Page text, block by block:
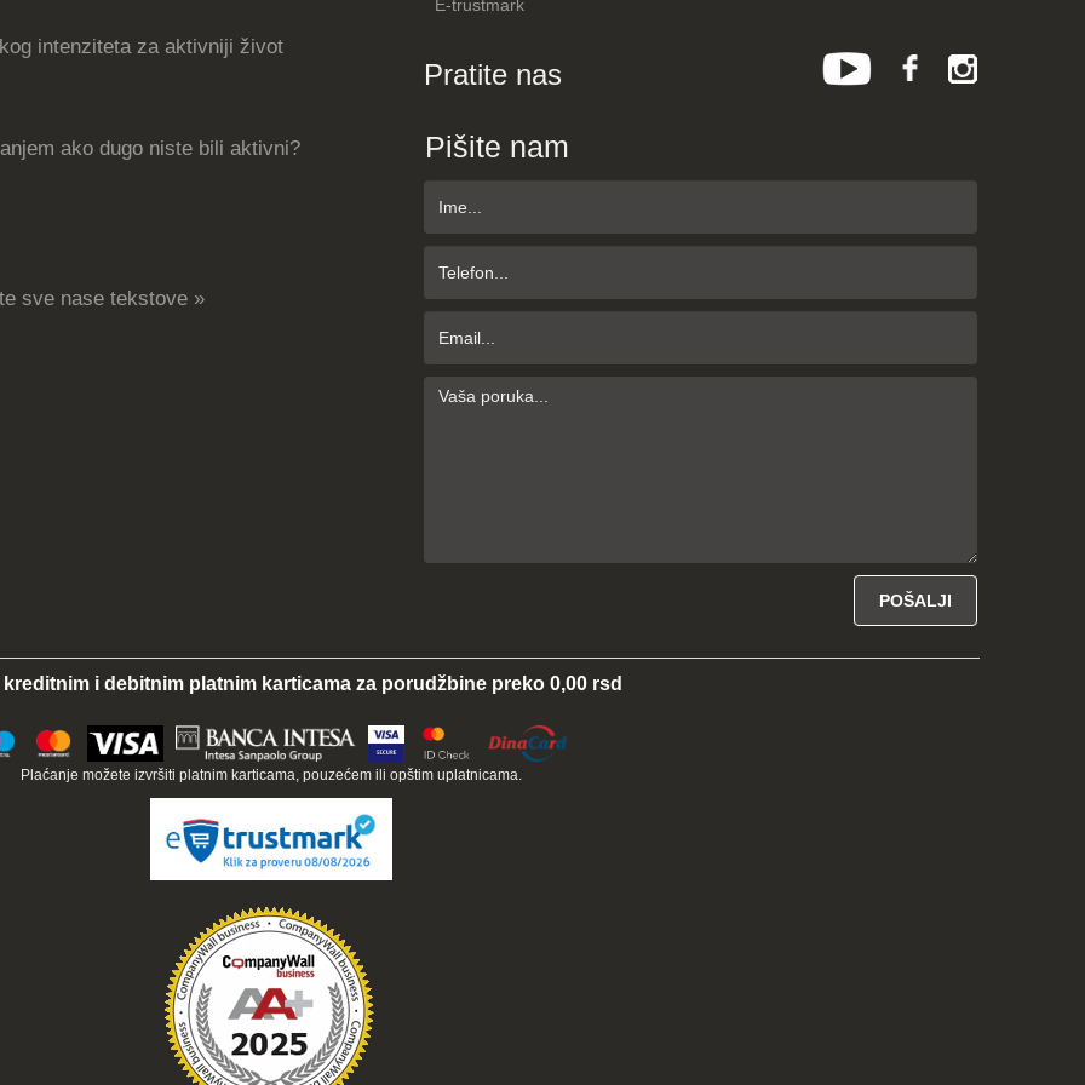
intenziteta za aktivniji život
ako dugo niste bili aktivni?
sve nase tekstove »
E-trustmark
Pratite nas
Pišite nam
kreditnim i debitnim platnim karticama za porudžbine preko 0,00 rsd
Plaćanje možete izvršiti platnim karticama, pouzećem ili opštim uplatnicama.